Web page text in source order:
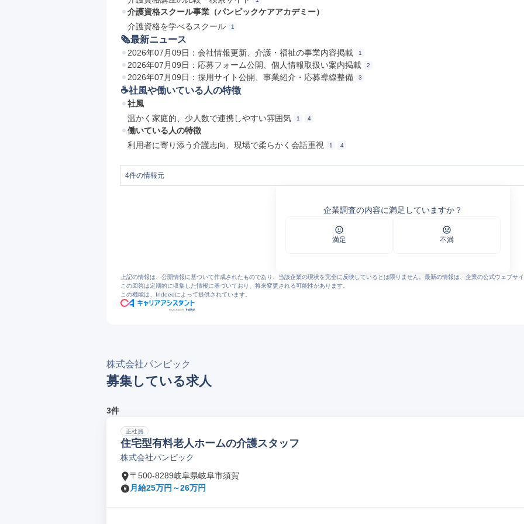
介護資格スクール事業（パンピックケアアカデミー）
介護資格を学べるスクール
1
🗞最新ニュース
2026年07月09日：会社情報更新、介護・福祉の事業内容掲載 1
2026年07月09日：応募フォーム公開、個人情報取扱い案内掲載 2
2026年07月09日：採用サイト公開、事業紹介・応募導線整備 3
☕️社風や働いている人の特徴
社風
温かく家庭的、少人数で連携しやすい雰囲気
1 4
働いている人の特徴
利用者に寄り添う介護志向、現場で柔らかく会話重視
1 4
4件の情報元
株式会社パンピック リクルートサイト | 温かい職場で一緒に働きながら、 あなたの力を最大限に発揮していただける環境
企業調査の内容に満足していますか？
満足 不満
上記の情報は、公開情報に基づいて作成されたものであり、当該企業の現状を完全に反映しているとは限りません。最新の情報は、企業の公式ウェブサ
この回答は定期的に収集した情報に基づいており、将来変更される可能性があります。
この機能は、Indeedによって提供されています。
株式会社パンピック
募集している求人
3件
正社員
住宅型有料老人ホームの介護スタッフ
株式会社パンピック
〒500-8289岐阜県岐阜市須賀
月給25万円～26万円